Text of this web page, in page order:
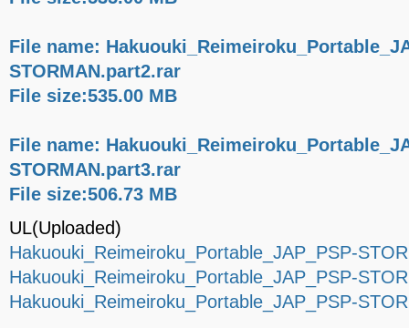
File name:
STORMAN.part2.rar
File size:535.00 MB
File name:
STORMAN.part3.rar
File size:506.73 MB
UL(Uploaded)
Hakuouki_Reimeiroku_Portable_JAP_PSP-
Hakuouki_Reimeiroku_Portable_JAP_PSP-
Hakuouki_Reimeiroku_Portable_JAP_PSP-